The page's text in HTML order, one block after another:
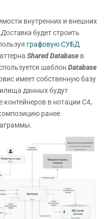
внутренних и внешних
будет строить
графовую СУБД
SharedDatabase в
шаблон Database
имеет собственную базу
данных будут
в нотации C4,
ранее